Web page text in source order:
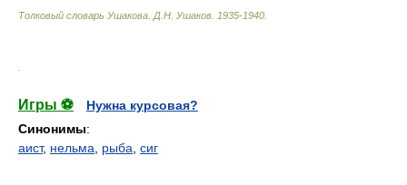
Толковый словарь Ушакова Д.Н. Ушаков. 1935-1940
Игры ⚽
Нужна курсовая?
Синонимы:
аист, нельма рыба сиг